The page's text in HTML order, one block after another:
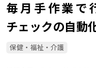
毎月手作業で
チェックの自動
保健・福祉・介護